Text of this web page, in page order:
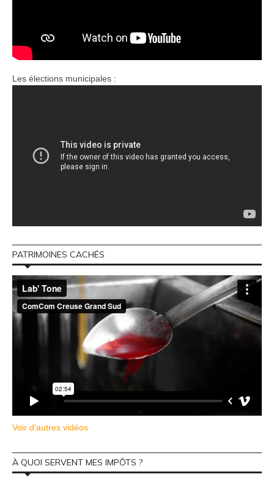
Les élections municipales :
PATRIMOINES CACHÉS
Voir d'autres vidéos
À QUOI SERVENT MES IMPÔTS ?